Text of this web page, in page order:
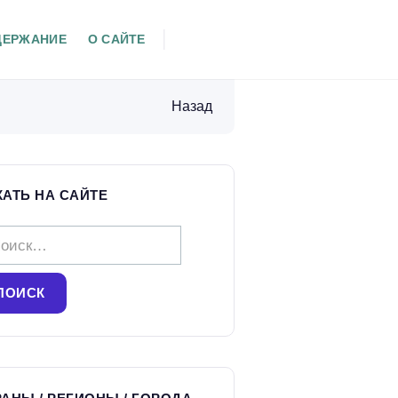
О САЙТЕ
Назад
НА САЙТЕ